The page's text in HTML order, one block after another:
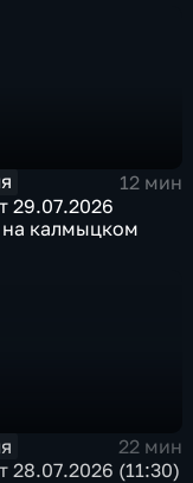
12 мин
29.07.2026
калмыцком
22 мин
28.07.2026 (11:30)